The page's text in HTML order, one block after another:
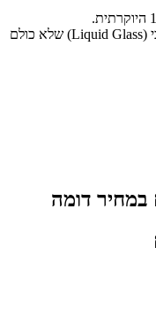
- מערכת ההפעלה iOS 26 מציגה שינוי עיצובי (Liquid Glass) שלא כולם
במחיר דומה